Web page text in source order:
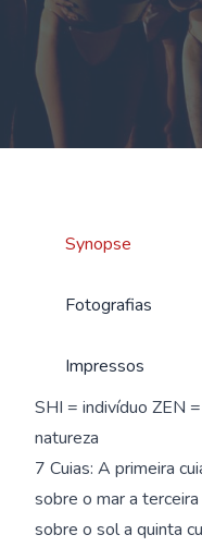
Synopse
Fotografias
Impressos
SHI = indivíduo ZEN = como exemplo SHI-ZEN =
natureza
7 Cuias: A primeira
sobre o mar a
sobre o sol a quinta